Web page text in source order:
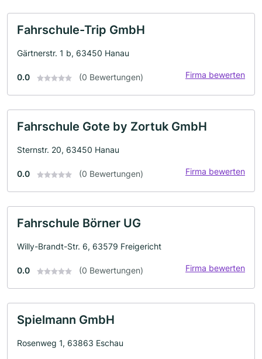
Fahrschule-Trip GmbH
Gärtnerstr. 1 b, 63450 Hanau
0.0 (0 Bewertungen) Firma bewerten
Fahrschule Gote by Zortuk GmbH
Sternstr. 20, 63450 Hanau
0.0 (0 Bewertungen) Firma bewerten
Fahrschule Börner UG
Willy-Brandt-Str. 6, 63579 Freigericht
0.0 (0 Bewertungen) Firma bewerten
Spielmann GmbH
Rosenweg 1, 63863 Eschau